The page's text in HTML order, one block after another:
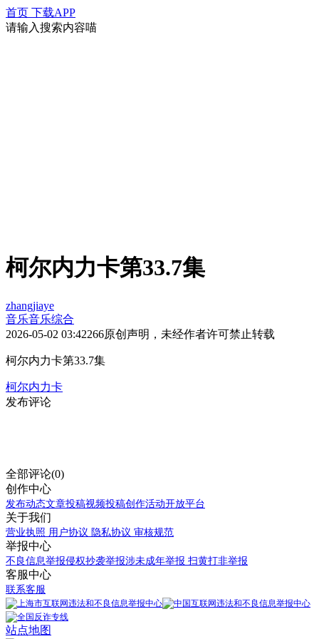
首页 下载APP
请输入搜索内容喵
柯尔内力卡第33.7集
zhangjiaye
音乐音乐综合
2026-05-02 03:42266原创声明，未经作者许可禁止转载
柯尔内力卡第33.7集
柯尔内力卡
发布评论
全部评论(0)
创作中心
发布动态文章投稿视频投稿创作活动开放平台
关于我们
营业执照 用户协议 隐私协议 审核规范
举报中心
不良信息举报侵权抄袭举报涉未成年举报 扫黄打非举报
客服中心
联系客服
站点地图